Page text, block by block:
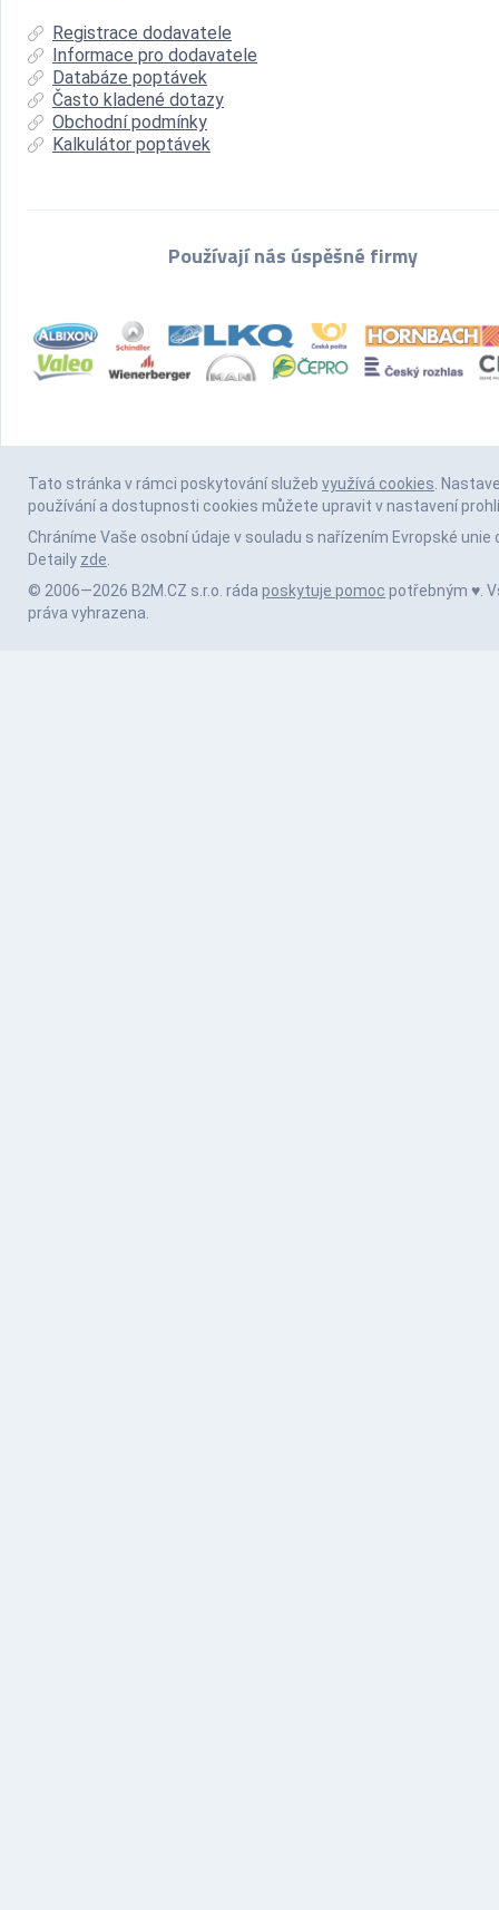
Registrace dodavatele
Informace pro dodavatele
Databáze poptávek
Často kladené dotazy
Obchodní podmínky
Kalkulátor poptávek
Používají nás úspěšné firmy
Tato stránka v rámci poskytování služeb využívá cookies.
používání a dostupnosti cookies můžete upravit v nastavení
Chráníme Vaše osobní údaje v souladu s nařízením Evropské unie
Detaily zde.
© 2006—2026 B2M.CZ s.r.o. ráda poskytuje pomoc potřebným ♥️.
práva vyhrazena.